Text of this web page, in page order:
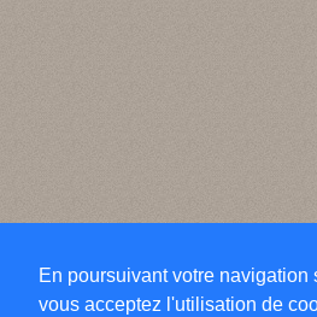
En poursuivant votre navigation
vous acceptez l'utilisation de